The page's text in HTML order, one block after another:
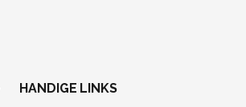
HANDIGE LINKS